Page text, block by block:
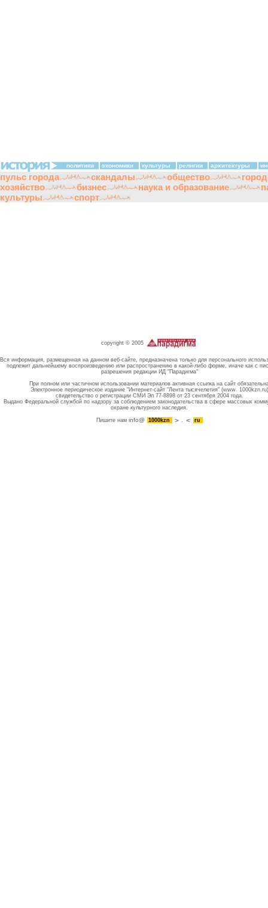
политики экономики культуры религии архитектуры
пульс города скандалы общество
хозяйство
бизнес наука и образование
культуры
спорт
copyright © 2005
Вся информация, размещенная на данном веб-сайте, предназначена только для персонального
подлежит дальнейшему воспроизведению или распространению в какой-либо форме, иначе как с
разрешения редакции ИД "Парадигма"
При полном или частичном использовании материалов активная ссылка на сайт
Электронное периодическое издание "Интернет-сайт "Лента тысячелетия" (www. 1000kzn.ru)
свидетельство о регистрации СМИ Эл 77-8898 от 23 сентября 2004 года.
Выдано Федеральной службой по надзору за соблюдением законодательства в сфере массовых
охране культурного наследия.
Пишите намinfo@ 1000kzn . ru